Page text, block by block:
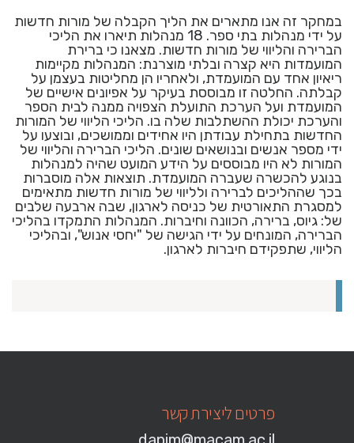
במחקר זה אנו מתארים את הליך הקבלה של מורות חדשות
על ידי מנהלות בתי ספר. 18 מנהלות תיארו את הליכי
הברירה והליווי של מורות חדשות. מצאנו כי ברירת
המועמדות היא קצרה ובלתי מוצרנת: המנהלות מקיימות
ריאיון אחד עם המועמדת, ולאחריו הן מחליטות בעצמן על
קבלתה. החלטה זו מבוססת בעיקר על אפיונים אישיים של
המועמדת ועל הערכת התועלת הצפויה ממנה לבית הספר
והערכת יכולת ההשתלבות שלה בו. הליכי הליווי של המורות
החדשות בתחילת עבודתן היו אחידים וממושכים, ובוצעו על
ידי מספר אנשים ובנושאים שונים. הליכי הברירה והליווי של
המורות לא היו מבוססים על הידע המועט שהיה למנהלות
בנוגע להכשרה שעברה המועמדת. תוצאות אלה מוסברות
בכך שההליכים לברירה ולליווי של מורות חדשות מתאימים
למסגרת התאורטית של כניסה לארגון, שבה ארבעה שלבים
של: גיוס, ברירה, הכוונה וחיברות. המנהלות התמקדו בהליכי
הברירה, המונחים על ידי הגישה של "יחסי אנוש", ובהליכי
הליווי, שתפקידם חיברות לארגון.
פרטים ליצירת קשר